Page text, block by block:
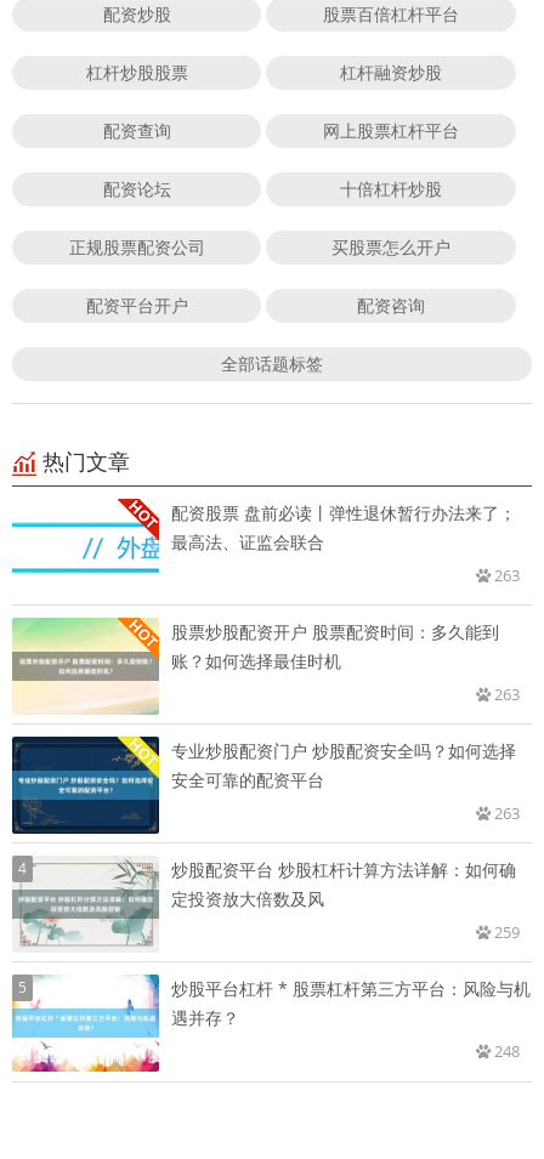
配资炒股 股票百倍杠杆平台
杠杆炒股股票 杠杆融资炒股
配资查询 网上股票杠杆平台
配资论坛 十倍杠杆炒股
正规股票配资公司 买股票怎么开户
配资平台开户 配资咨询
全部话题标签
热门文章
配资股票 盘前必读丨弹性退休暂行办法来了；
最高法、证监会联合
263
股票炒股配资开户 股票配资时间：多久能到
账？如何选择最佳时机
263
专业炒股配资门户 炒股配资安全吗？如何选择
安全可靠的配资平台
263
4
炒股配资平台 炒股杠杆计算方法详解：如何确
定投资放大倍数及风
259
5
炒股平台杠杆 * 股票杠杆第三方平台：风险与机
遇并存？
248